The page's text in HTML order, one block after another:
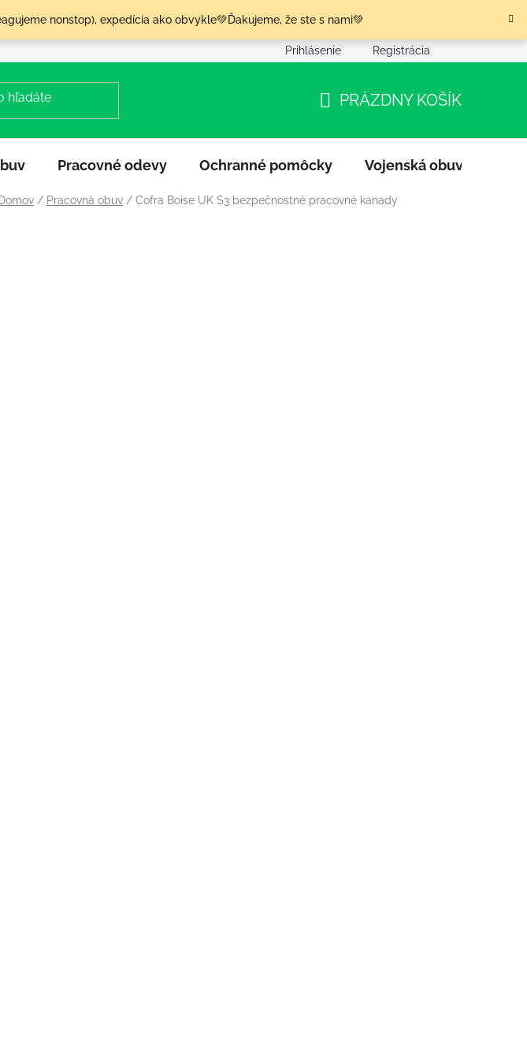
nonstop), expedícia ako obvykle💚Ďakujeme, že ste s nami💚
Podmienky ochrany osobných údajov
Prihlásenie Registrácia
KOŠÍK
PRÁZDNY KOŠÍK
Pracovné odevy Ochranné pomôcky Vojenská obuv
Domov / Pracovná obuv / Cofra Boise UK S3 bezpečnostné pracovné kanady